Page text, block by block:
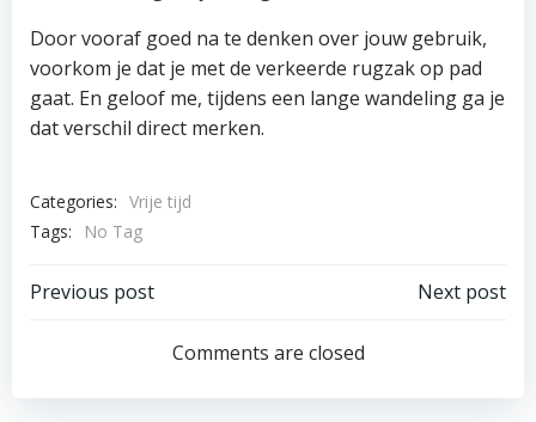
Door vooraf goed na te denken over jouw gebruik,
voorkom je dat je met de verkeerde rugzak op pad
gaat. En geloof me, tijdens een lange wandeling ga je
dat verschil direct merken.
Categories: Vrije tijd
Tags:
No Tag
Post
navigation
Previous post
navigation
Next post
Comments are closed